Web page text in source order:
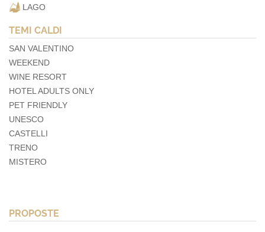
LAGO
TEMI CALDI
SAN VALENTINO
WEEKEND
WINE RESORT
HOTEL ADULTS ONLY
PET FRIENDLY
UNESCO
CASTELLI
TRENO
MISTERO
PROPOSTE